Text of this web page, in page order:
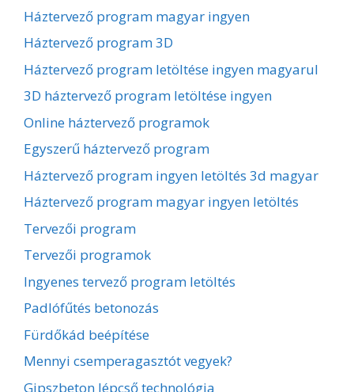
Háztervező program magyar ingyen
Háztervező program 3D
Háztervező program letöltése ingyen magyarul
3D háztervező program letöltése ingyen
Online háztervező programok
Egyszerű háztervező program
Háztervező program ingyen letöltés 3d magyar
Háztervező program magyar ingyen letöltés
Tervezői program
Tervezői programok
Ingyenes tervező program letöltés
Padlófűtés betonozás
Fürdőkád beépítése
Mennyi csemperagasztót vegyek?
Gipszbeton lépcső technológia